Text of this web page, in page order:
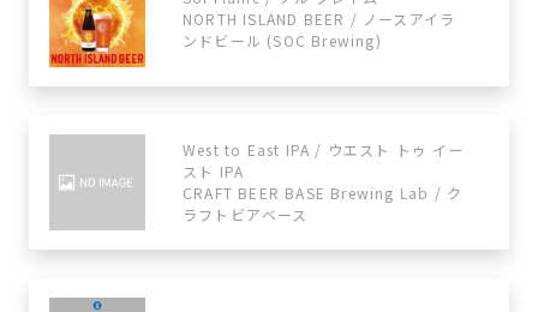
NORTH ISLAND BEER / ノースアイラ
ンドビール (SOC Brewing)
West to East IPA / ウエスト トゥ イー
スト IPA
CRAFT BEER BASE Brewing Lab / ク
ラフトビアベース